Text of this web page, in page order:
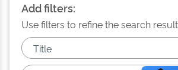
Add filters:
Use filters to refine the search